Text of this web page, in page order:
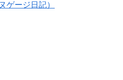
ゲージ日記）